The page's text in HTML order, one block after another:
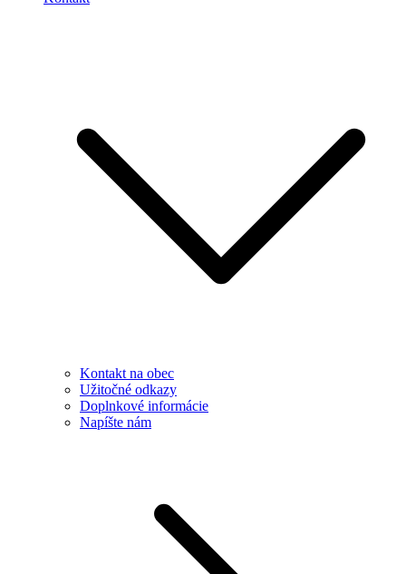
Kontakt na obec
Užitočné odkazy
Doplnkové informácie
Napíšte nám